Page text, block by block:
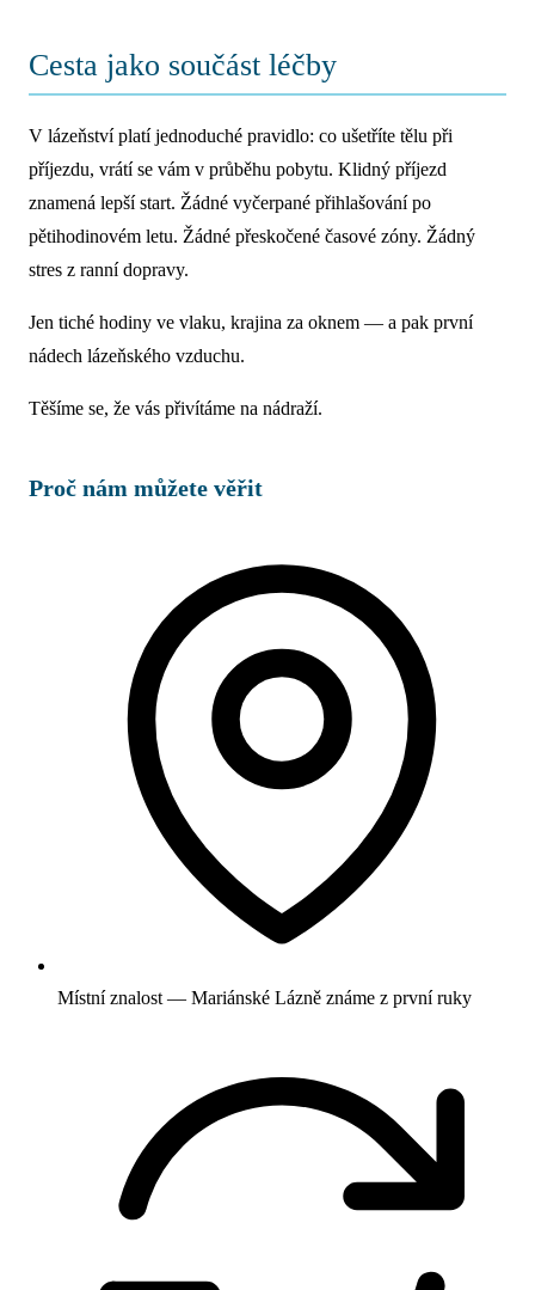
Cesta jako součást léčby
V lázeňství platí jednoduché pravidlo: co ušetříte tělu při
příjezdu, vrátí se vám v průběhu pobytu. Klidný příjezd
znamená lepší start. Žádné vyčerpané přihlašování po
pětihodinovém letu. Žádné přeskočené časové zóny. Žádný
stres z ranní dopravy.
Jen tiché hodiny ve vlaku, krajina za oknem — a pak první
nádech lázeňského vzduchu.
Těšíme se, že vás přivítáme na nádraží.
Proč nám můžete věřit
Místní znalost — Mariánské Lázně známe z první ruky